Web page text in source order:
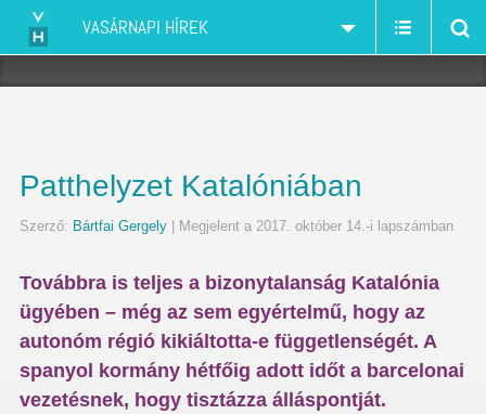
VASÁRNAPI HÍREK
Patthelyzet Katalóniában
Szerző: Bártfai Gergely| Megjelent a 2017. október 14.-i lapszámban
Továbbra is teljes a bizonytalanság Katalónia
ügyében – még az sem egyértelmű, hogy az
autonóm régió kikiáltotta-e függetlenségét. A
spanyol kormány hétfőig adott időt a barcelonai
vezetésnek, hogy tisztázza álláspontját.